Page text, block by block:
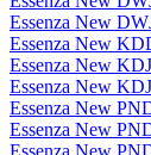
Essenza New
Essenza New
Essenza New KDJ
Essenza New
Essenza New
Essenza New
Essenza New